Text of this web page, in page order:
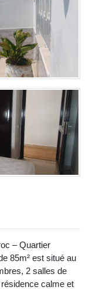
– Quartier
85m² est situé au
2 salles de
calme et